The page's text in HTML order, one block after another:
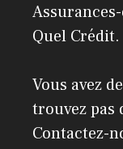
Quel Crédit.
Vous avez
trouvez pas
Contactez-